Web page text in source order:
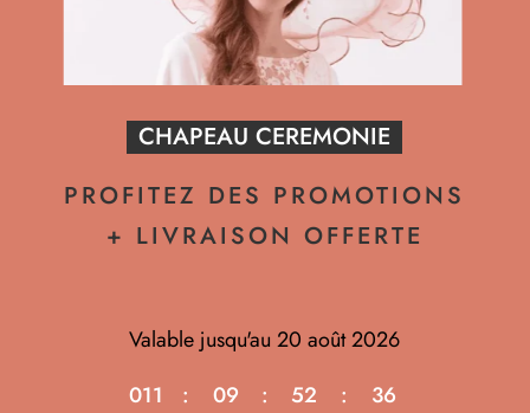
CHAPEAU CEREMONIE
PROFITEZ DES PROMOTIONS
+ LIVRAISON OFFERTE
Valable jusqu'au 20 août 2026
011
: 09 : 52 : 35